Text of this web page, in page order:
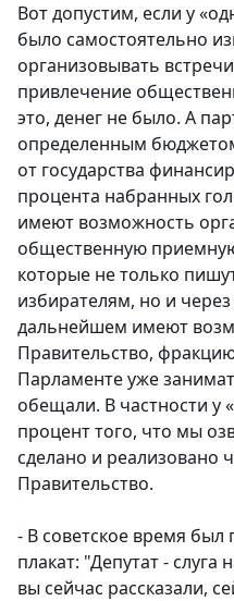
Вот допустим, если у
было самостоятельно
организовывать
привлечение
это, денег не было. А
определенным
от государства
процента набранных
имеют возможность
общественную
которые не только
избирателям, но и
дальнейшем имеют
Правительство,
Парламенте уже
обещали. В частности у
процент того, что мы
сделано и реализовано
Правительство.
- В советское время
плакат: "Депутат - слуга
вы сейчас рассказали,